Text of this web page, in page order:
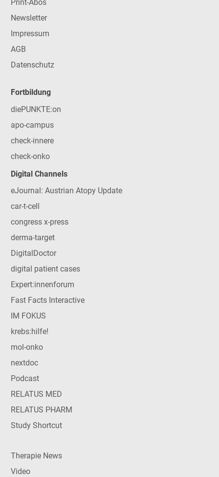
Print-Abos
Newsletter
Impressum
AGB
Datenschutz
Fortbildung
diePUNKTE:on
apo-campus
check-innere
check-onko
Digital Channels
eJournal: Austrian Atopy Update
car-t-cell
congress x-press
derma-target
DigitalDoctor
digital patient cases
Expert:innenforum
Fast Facts Interactive
IM FOKUS
krebs:hilfe!
mol-onko
nextdoc
Podcast
RELATUS MED
RELATUS PHARM
Study Shortcut
Therapie News
Video